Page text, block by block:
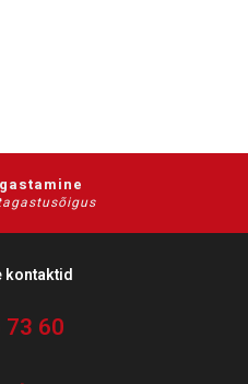
kontaktid
60